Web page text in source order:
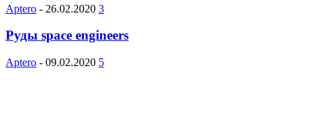
Aptero - 26.02.2020 3
Руды space engineers
Aptero - 09.02.2020 5